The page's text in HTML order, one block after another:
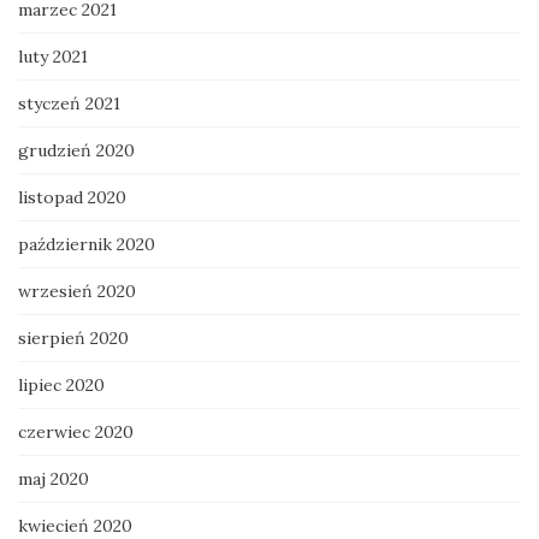
marzec 2021
luty 2021
styczeń 2021
grudzień 2020
listopad 2020
październik 2020
wrzesień 2020
sierpień 2020
lipiec 2020
czerwiec 2020
maj 2020
kwiecień 2020